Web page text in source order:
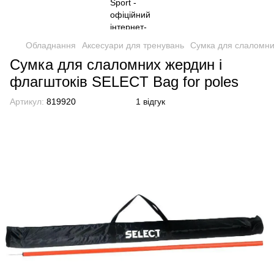
Обладнання Аксесуари для тренувань Сумка для
Сумка для слаломних жердин і
флагштоків SELECT Bag for poles
Артикул: 819920 1 відгук